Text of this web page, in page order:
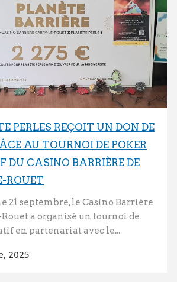
PERLES REÇOIT UN DON DE
AU TOURNOI DE POKER
DU CASINO BARRIÈRE DE
ROUET
21 septembre, le Casino Barrière
a organisé un tournoi de
en partenariat avec le...
2025